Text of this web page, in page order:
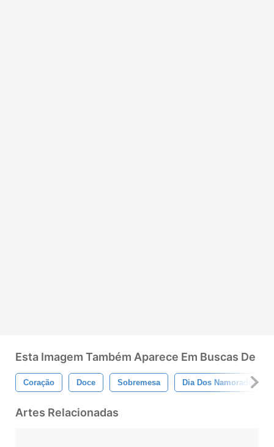
Esta Imagem Também Aparece Em Buscas De
Coração Doce Sobremesa Dia Dos Namorados
Artes Relacionadas